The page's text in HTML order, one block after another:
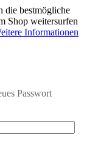
die bestmögliche
Shop weitersurfen
Informationen
Passwort